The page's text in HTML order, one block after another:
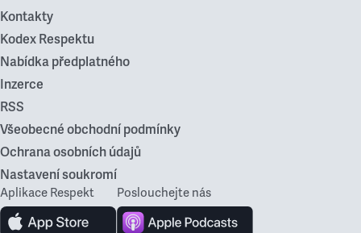
Kontakty
Kodex Respektu
Nabídka předplatného
Inzerce
RSS
Všeobecné obchodní podmínky
Ochrana osobních údajů
Nastavení soukromí
Aplikace Respekt Poslouchejte nás